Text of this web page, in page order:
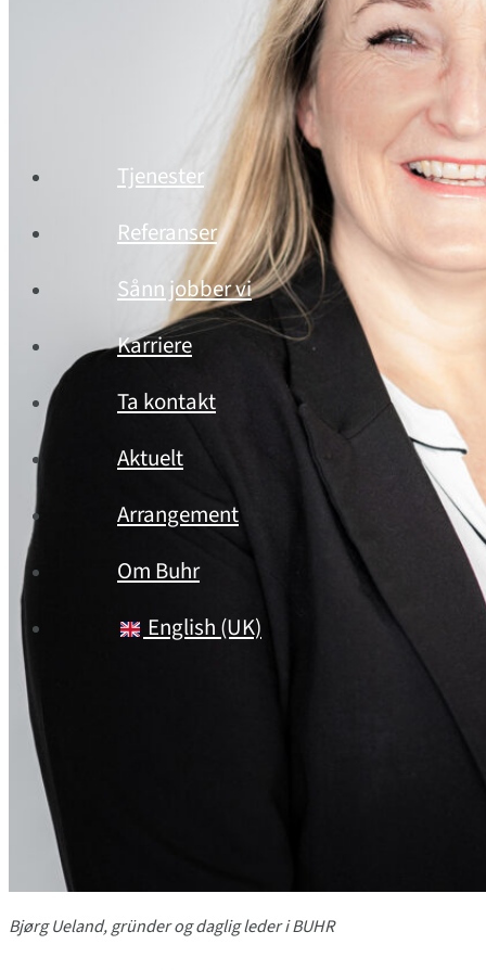
Tjenester
Referanser
Sånn jobber vi
Karriere
Ta kontakt
Aktuelt
Arrangement
Om Buhr
English (UK)
Bjørg Ueland, gründer og daglig leder i BUHR